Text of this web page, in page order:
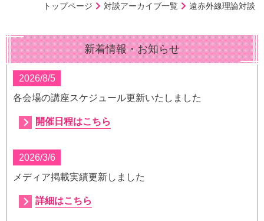
トップページ 対談アーカイブ一覧 遠赤外線理論対談
新着情報・お知らせ
2026/8/5
各会場の講座スケジュール更新いたしました
開催日程はこちら
2026/3/6
メディア掲載実績更新しました
詳細はこちら